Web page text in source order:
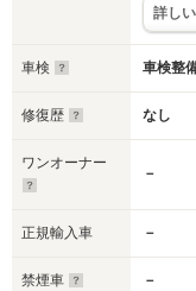
詳し
車検 車検整
修復歴 なし
ワンオーナー
－
正規輸入車 －
禁煙車 －